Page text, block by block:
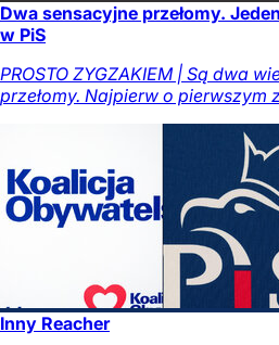
Dwa sensacyjne przełomy.
w PiS
PROSTO ZYGZAKIEM | Są dwa
przełomy. Najpierw o pierwszym
Inny Reacher